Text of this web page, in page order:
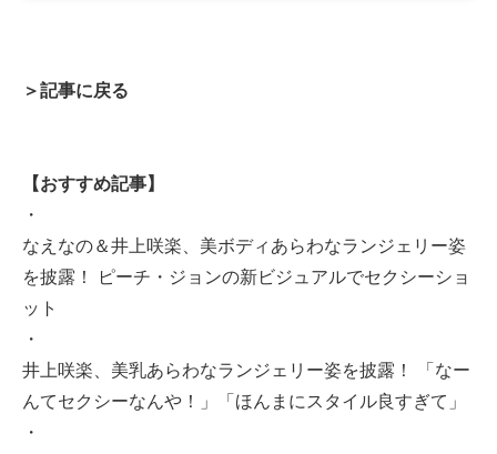
＞記事に戻る
【おすすめ記事】
・
なえなの＆井上咲楽、美ボディあらわなランジェリー姿
を披露！ ピーチ・ジョンの新ビジュアルでセクシーショ
ット
・
井上咲楽、美乳あらわなランジェリー姿を披露！ 「なー
んてセクシーなんや！」「ほんまにスタイル良すぎて」
・